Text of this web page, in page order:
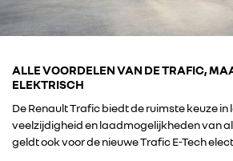
ALLE VOORDELEN VAN DE TRAFIC,
ELEKTRISCH
De Renault Trafic biedt de ruimste keuze in
veelzijdigheid en laadmogelijkheden van
geldt ook voor de nieuwe Trafic E-Tech